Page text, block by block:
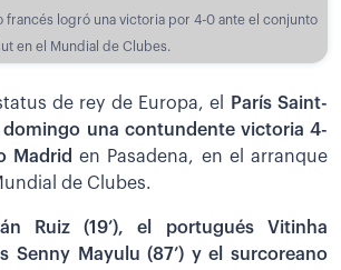
francés logró una victoria por 4-0 ante el conjunto
en el Mundial de Clubes.
de rey de Europa, el
París Saint-
domingo una contundente victoria 4-
Madrid en Pasadena, en el arranque
de Clubes.
Ruiz (19’), el portugués Vitinha
Senny Mayulu (87’) y el surcoreano